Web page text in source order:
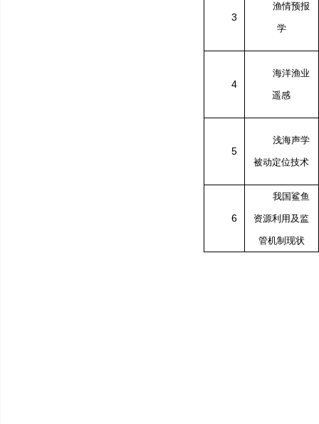
3
渔情预报
学
4
海洋渔业
遥感
5
浅海声学
被动定位技术
6
我国鲨鱼
资源利用及监
管机制现状